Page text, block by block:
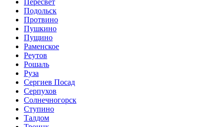
Пересвет
Подольск
Протвино
Пушкино
Пущино
Раменское
Реутов
Рошаль
Руза
Сергиев Посад
Серпухов
Солнечногорск
Ступино
Талдом